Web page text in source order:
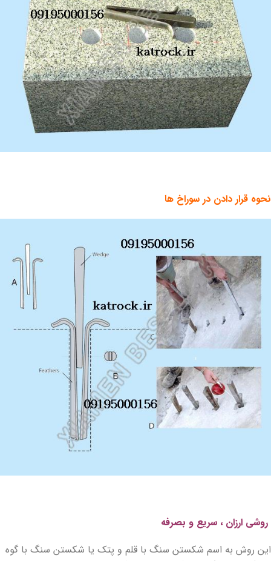
نحوه قرار دادن در سوراخ ها
روشی ارزان ، سریع و بصرفه
این روش به اسم شکستن سنگ با قلم و پتک یا شکستن سنگ با گوه